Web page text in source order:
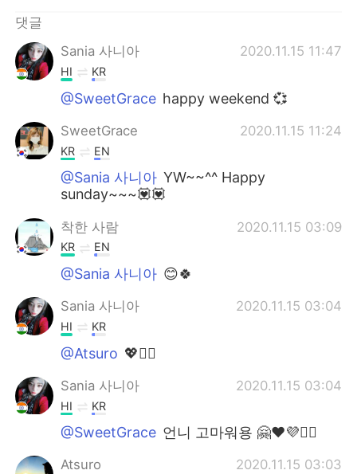
댓글
Sania 사니아
2020.11.15 11:47
HI KR
@SweetGrace happy weekend 💞
SweetGrace 2020.11.15 11:24
KR EN
@Sania 사니아 YW~~^^ Happy
sunday~~~💟💟
착한 사람 2020.11.15 03:09
KR EN
@Sania 사니아 😊🍀
Sania 사니아 2020.11.15 03:04
HI KR
@Atsuro 💖✌🏻
Sania 사니아 2020.11.15 03:04
HI KR
@SweetGrace 언니 고마워용 🤗❤️💜✌🏻
Atsuro 2020.11.15 03:03